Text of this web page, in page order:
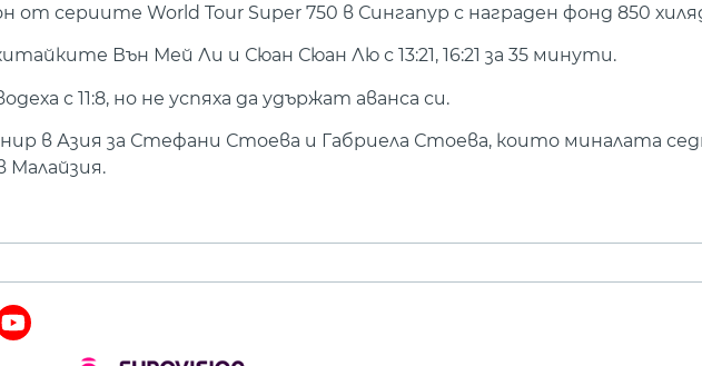
сериите World Tour Super 750 в Сингапур с награден фонд 850
Вън Мей Ли и Сюан Сюан Лю с 13:21, 16:21 за 35 минути.
с 11:8, но не успяха да удържат аванса си.
в Азия за Стефани Стоева и Габриела Стоева, които миналата
Малайзия.